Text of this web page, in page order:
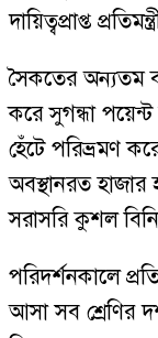
দায়িত্বপ্রাপ্ত
সৈকতের অন্যতম
করে সুগন্ধা পয়েন্ট
হেঁটে পরিভ্রমণ
অবস্থানরত হাজার
সরাসরি কুশল
পরিদর্শনকালে
আসা সব শ্রেণির